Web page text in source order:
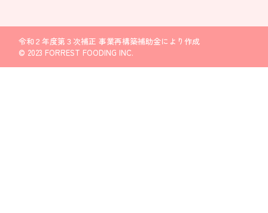
令和２年度第３次補正 事業再構築補助金により作成
© 2023 FORREST FOODING INC.